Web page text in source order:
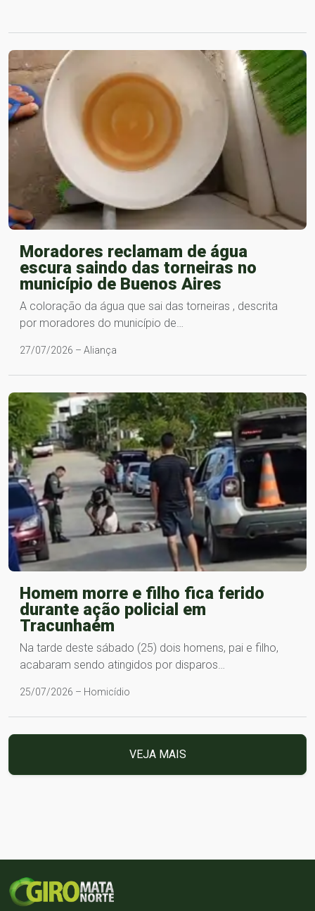
Moradores reclamam de água
escura saindo das torneiras no
município de Buenos Aires
A coloração da água que sai das torneiras , descrita
por moradores do município de…
27/07/2026 – Aliança
Homem morre e filho fica ferido
durante ação policial em
Tracunhaém
Na tarde deste sábado (25) dois homens, pai e filho,
acabaram sendo atingidos por disparos…
25/07/2026 – Homicídio
VEJA MAIS